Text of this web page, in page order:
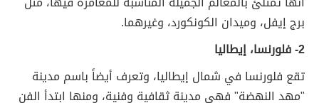
برج إيفل، وميدان الكونكورد، وغيرهما.
2- فلورنسا، إيطاليا
تقع فلورنسا في شمال إيطاليا، وتعرف أيضاً باسم مدينة
"مهد النهضة" فهي مدينة ثقافية وفنية، ومنها ابتدأ الفن